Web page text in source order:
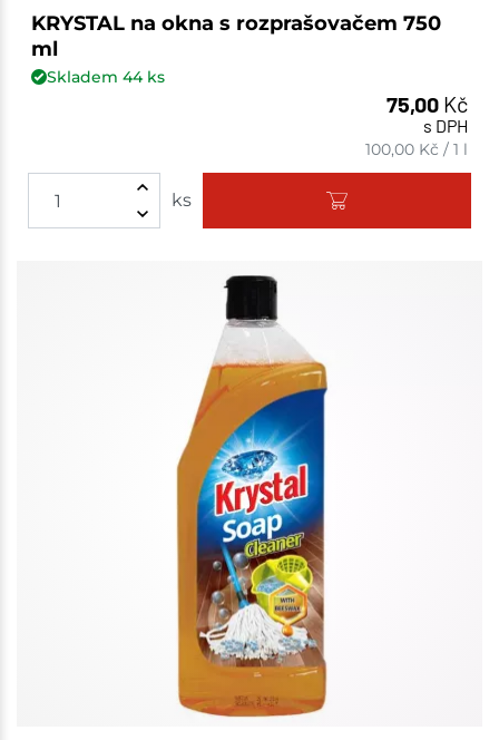
KRYSTAL na okna s rozprašovačem 750
ml
Skladem 44ks
75,00 Kč
s DPH
100,00 Kč /1 l
ks